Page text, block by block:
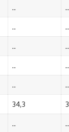
.. ..
.. ..
.. ..
.. ..
.. ..
34,3
.. ..